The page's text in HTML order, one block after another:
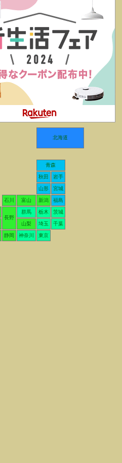
北海道
青森
秋田 岩手
山形 宮城
石川 富山 新潟 福島
長野
群馬 栃木 茨城
山梨 埼玉 千葉
静岡 神奈川 東京